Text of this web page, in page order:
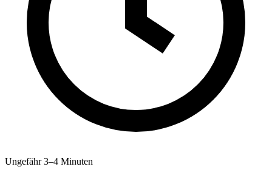
Ungefähr 3–4 Minuten